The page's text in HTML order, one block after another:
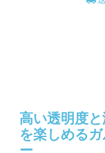
高い透明度
を楽しめる